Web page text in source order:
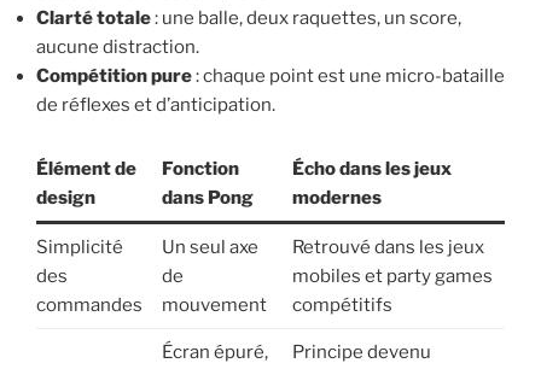
Clarté totale: une balle, deux raquettes, un score,
aucune distraction.
Compétition pure: chaque point est une micro-bataille
de réflexes et d’anticipation.
Élément de
design
Fonction
dans Pong
Écho dans les jeux
modernes
Simplicité
des
commandes
Un seul axe
de
mouvement
Retrouvé dans les jeux
mobiles et party games
compétitifs
Écran épuré,
Principe devenu